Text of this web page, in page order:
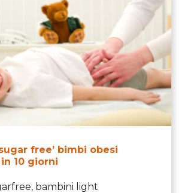
free’ bimbi obesi
10 giorni
bambini light